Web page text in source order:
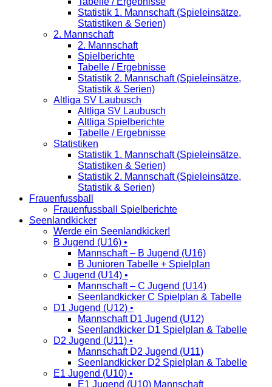
Statistik 1. Mannschaft (Spieleinsätze,
Statistiken & Serien)
2. Mannschaft
2. Mannschaft
Spielberichte
Tabelle / Ergebnisse
Statistik 2. Mannschaft (Spieleinsätze,
Statistik & Serien)
Altliga SV Laubusch
Altliga SV Laubusch
Altliga Spielberichte
Tabelle / Ergebnisse
Statistiken
Statistik 1. Mannschaft (Spieleinsätze,
Statistiken & Serien)
Statistik 2. Mannschaft (Spieleinsätze,
Statistik & Serien)
Frauenfussball
Frauenfussball Spielberichte
Seenlandkicker
Werde ein Seenlandkicker!
B Jugend (U16) •
Mannschaft – B Jugend (U16)
B Junioren Tabelle + Spielplan
C Jugend (U14) •
Mannschaft – C Jugend (U14)
Seenlandkicker C Spielplan & Tabelle
D1 Jugend (U12) •
Mannschaft D1 Jugend (U12)
Seenlandkicker D1 Spielplan & Tabelle
D2 Jugend (U11) •
Mannschaft D2 Jugend (U11)
Seenlandkicker D2 Spielplan & Tabelle
E1 Jugend (U10) •
E1 Jugend (U10) Mannschaft